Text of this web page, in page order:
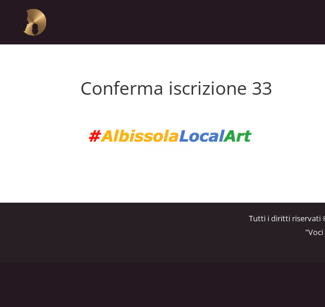
Conferma iscrizione 33
Tutti i diritti riservati